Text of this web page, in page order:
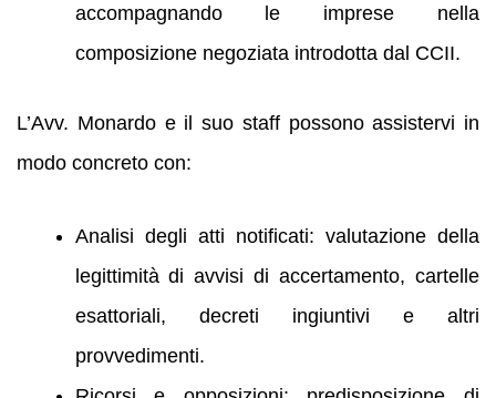
accompagnando le imprese nella
composizione negoziata introdotta dal CCII.
L’Avv. Monardo e il suo staff possono assistervi in
modo concreto con:
Analisi degli atti notificati: valutazione della
legittimità di avvisi di accertamento, cartelle
esattoriali, decreti ingiuntivi e altri
provvedimenti.